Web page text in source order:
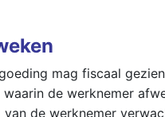
mag fiscaal
waarin de werknemer
de werknemer